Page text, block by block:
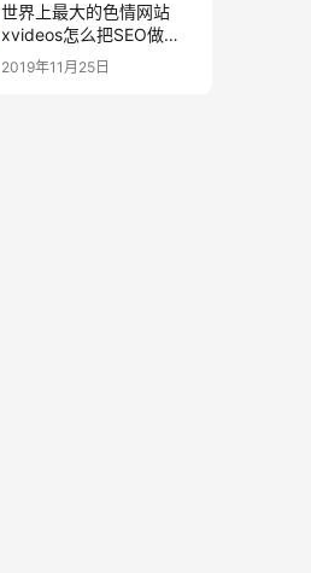
世界上最大的色情网站
xvideos怎么把SEO做的
这么好？
2019年11月25日